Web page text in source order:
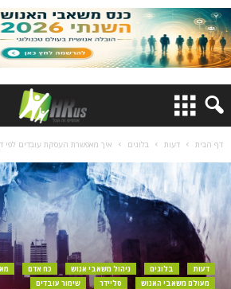
דף הבית דעות בלוגים איך מאפשרת העסקת עובדים לפי
דעות בלוגים ניהול משאבי אנוש כח אדם
מעולם משאבי האנוש
סליידר שימור עובדים